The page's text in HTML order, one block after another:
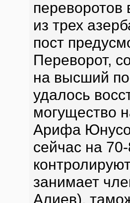
из трех
пост
Переворот,
на высший
удалось
могущество
Арифа
сейчас на
занимает
Алиев),